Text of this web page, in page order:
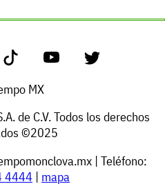
MX
de C.V. Todos los derechos
©2025
| Teléfono:
4444 | mapa